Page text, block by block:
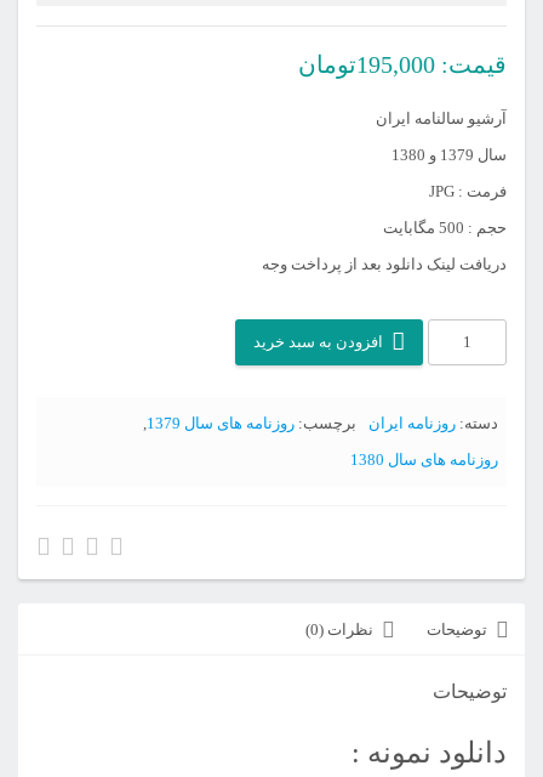
قیمت: 195,000تومان
آرشیو سالنامه ایران
سال 1379 و 1380
فرمت : JPG
حجم : 500 مگابایت
دریافت لینک دانلود بعد از پرداخت وجه
افزودن به سبد خرید
دسته: روزنامه ایران برچسب: روزنامه های سال 1379
,
روزنامه های سال 1380
توضیحات نظرات (0)
توضیحات
دانلود نمونه :